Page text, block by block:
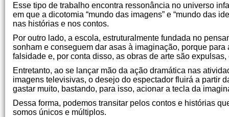
Esse tipo de trabalho encontra ressonância no universo
em que a dicotomia “mundo das imagens” e “mundo das
nas histórias e nos contos.
Por outro lado, a escola, estruturalmente fundada no
sonham e conseguem dar asas à imaginação, porque
falsidade e, por conta disso, as obras de arte são
Entretanto, ao se lançar mão da ação dramática nas
imagens televisivas, o desejo do espectador fluirá a partir
gastar muito, bastando, para isso, acionar a tecla da
Dessa forma, podemos transitar pelos contos e histórias
somos únicos e múltiplos.